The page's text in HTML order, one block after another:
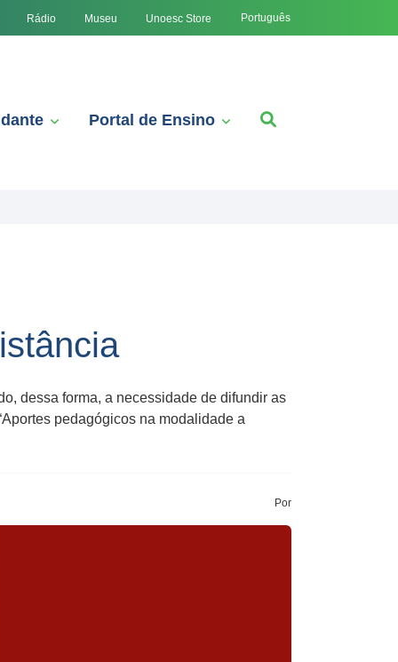
Rádio Museu Unoesc Store Português
Portal de Ensino
dessa forma, a necessidade de difundir as
pedagógicos na modalidade a
Por